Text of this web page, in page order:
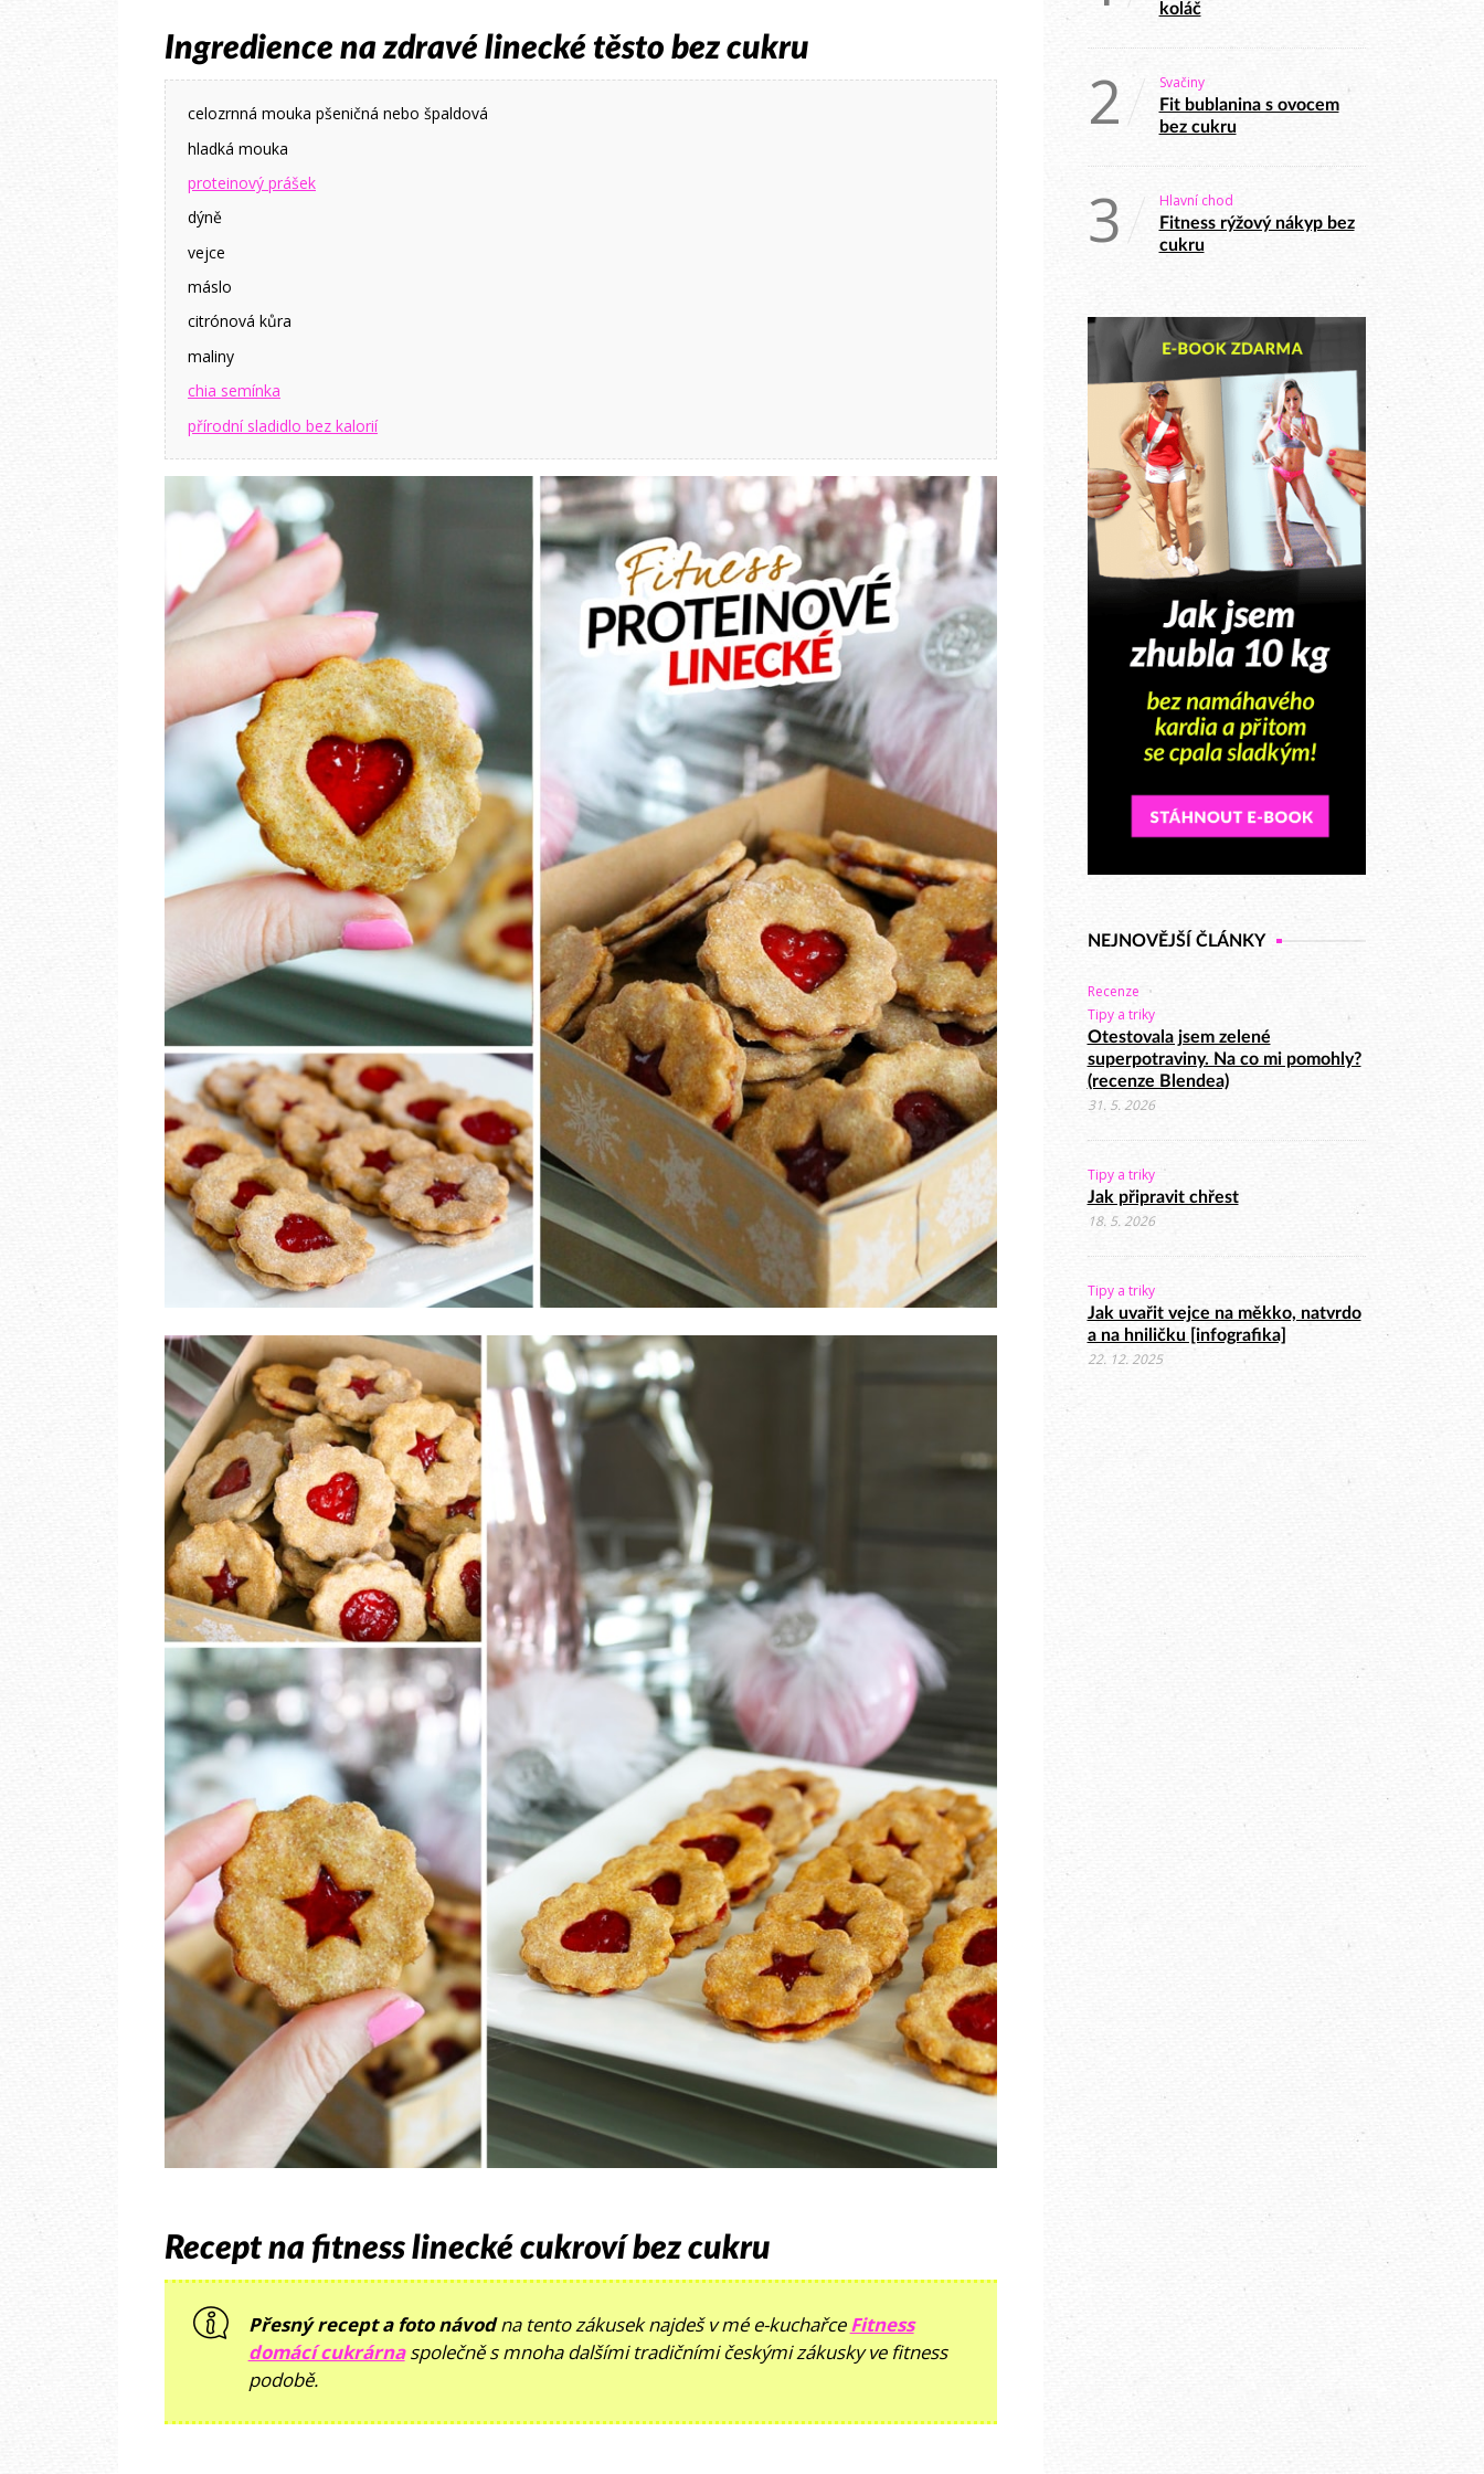
Ingredience na zdravé linecké těsto bez cukru
celozrnná mouka pšeničná nebo špaldová
hladká mouka
proteinový prášek
dýně
vejce
máslo
citrónová kůra
maliny
chia semínka
přírodní sladidlo bez kalorií
Recept na fitness linecké cukroví bez cukru
Přesný recept a foto návodna tento zákusek najdeš v mé e-kuchařceFitness
domácí cukrárnaspolečně s mnoha dalšími tradičními českými zákusky ve fitness
podobě.
koláč
2 Svačiny
Fit bublanina s ovocem
bez cukru
3 Hlavní chod
Fitness rýžový nákyp bez
cukru
NEJNOVĚJŠÍ ČLÁNKY
Recenze
Tipy a triky
Otestovala jsem zelené
superpotraviny. Na co mi pomohly?
(recenze Blendea)
31. 5. 2026
Tipy a triky
Jak připravit chřest
18. 5. 2026
Tipy a triky
Jak uvařit vejce na měkko, natvrdo
a na hniličku [infografika]
22. 12. 2025